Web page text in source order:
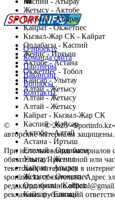
Жетысу - Актобе
Елимай - Атырау
Кайрат - Окжетпес
Кызыл-Жар СК - Кайрат
Ордабасы - Каспий
Женис - Иртыш
Актобе - Астана
Окжетпес - Тобол
Кайсар - Улытау
Алтай - Жетысу
Алтай - Жетысу
Алтай - Жетысу
Кайрат - Кызыл-Жар СК
Каспий - Кайсар
Актобе - Алтай
Астана - Иртыш
Елимай - Ордабасы
Улытау - Женис
Кайрат - Атырау
Жетысу - Окжетпес
Ордабасы - Кайрат
Кайсар - Елимай
О проекте
Команда сайта
Партнеры
Вакансии
Вопросы
Контакты
© Copyright© 2025
авторские материалы защищены.
При использовании материалов
обязательна. При полной или
текстовых материалов в
sportinfo.kz обязательна. Адрес
редакции:
рекламных публикаций